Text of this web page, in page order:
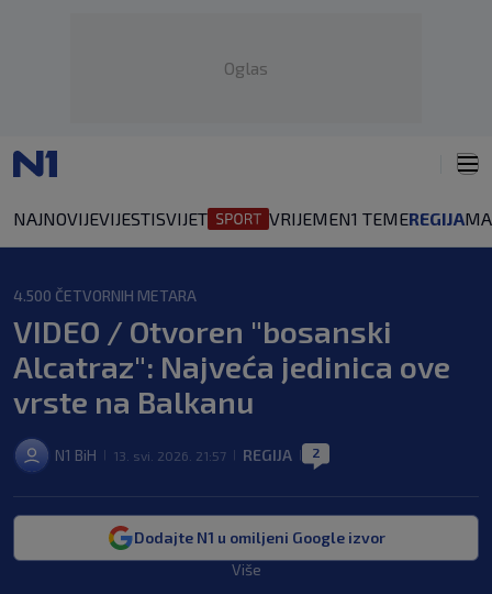
Oglas
NAJNOVIJEVIJESTISVIJET VRIJEMEN1 TEMEREGIJA
4.500 ČETVORNIH METARA
VIDEO / Otvoren "bosanski
Alcatraz": Najveća jedinica ove
vrste na Balkanu
N1 BiH 13. svi. 2026. 21:57 REGIJA 2
Dodajte N1 u omiljeni Google izvor
Više